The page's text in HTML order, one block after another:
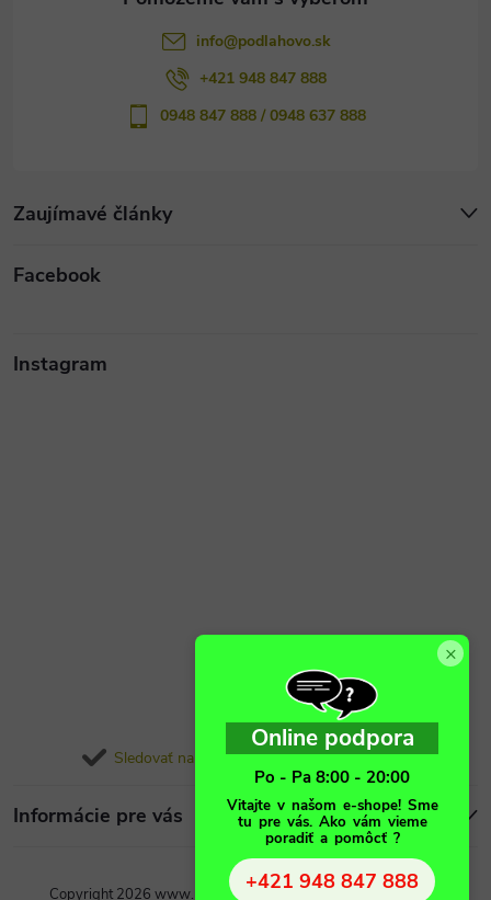
Zaujímavé články
info@podlahovo.sk
+421 948 847 888
0948 847 888 / 0948 637 888
Facebook
Instagram
Sledovať na Instagrame
Informácie pre vás
Copyright 2026 www.podlahovo.sk. Všetky práva vyhradené.
×
Online podpora
Po - Pa 8:00 - 20:00
Vitajte v našom e-shope! Sme
tu pre vás. Ako vám vieme
poradiť a pomôcť ?
+421 948 847 888